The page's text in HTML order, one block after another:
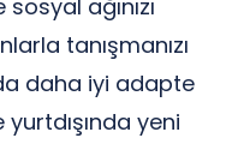
ağınızı
tanışmanızı
daha iyi adapte
yurtdışında yeni